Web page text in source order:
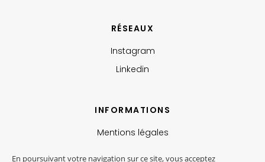
RÉSEAUX
Instagram
Linkedin
INFORMATIONS
Mentions légales
En poursuivant votre navigation sur ce site, vous acceptez